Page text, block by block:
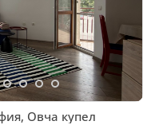
Овча купел